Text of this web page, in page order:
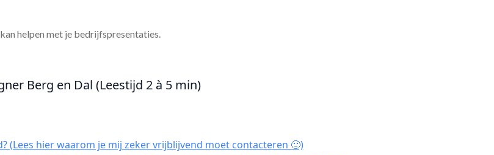
helpen met je bedrijfspresentaties.
Berg en Dal (Leestijd 2 à 5 min)
(Lees hier waarom je mij zeker vrijblijvend moet contacteren 🙂)